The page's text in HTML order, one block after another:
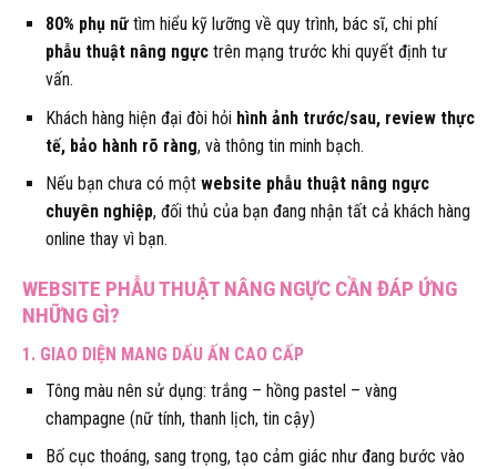
80% phụ nữtìm hiểu kỹ lưỡng về quy trình, bác sĩ, chi phí
phẫu thuật nâng ngựctrên mạng trước khi quyết định tư
vấn.
Khách hàng hiện đại đòi hỏi hình ảnh trước/sau, review thực
tế, bảo hành rõ ràng, và thông tin minh bạch.
Nếu bạn chưa có một website phẫu thuật nâng ngực
chuyên nghiệp, đối thủ của bạn đang nhận tất cả khách hàng
online thay vì bạn.
WEBSITE PHẪU THUẬT NÂNG NGỰC CẦN ĐÁP ỨNG
NHỮNG GÌ?
1. GIAO DIỆN MANG DẤU ẤN CAO CẤP
Tông màu nên sử dụng: trắng – hồng pastel – vàng
champagne (nữ tính, thanh lịch, tin cậy)
Bố cục thoáng, sang trọng, tạo cảm giác như đang bước vào